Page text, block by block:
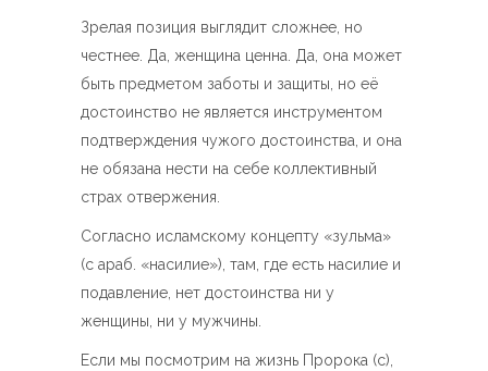
Зрелая позиция выглядит сложнее, но
честнее. Да, женщина ценна. Да, она может
быть предметом заботы и защиты, но её
достоинство не является инструментом
подтверждения чужого достоинства, и она
не обязана нести на себе коллективный
страх отвержения.
Согласно исламскому концепту «зульма»
(с араб. «насилие»), там, где есть насилие и
подавление, нет достоинства ни у
женщины, ни у мужчины.
Если мы посмотрим на жизнь Пророка (с),